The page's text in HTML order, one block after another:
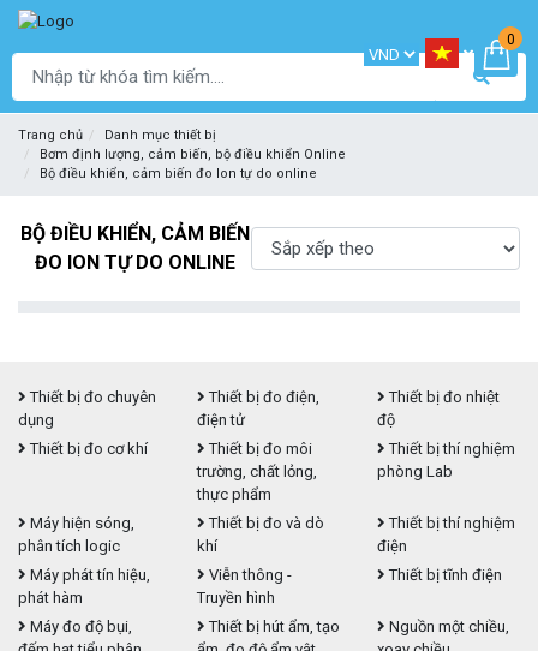
0
Trang chủ
Danh mục thiết bị
Bơm định lượng, cảm biến, bộ điều khiển Online
Bộ điều khiển, cảm biến đo Ion tự do online
BỘ ĐIỀU KHIỂN, CẢM BIẾN
ĐO ION TỰ DO ONLINE
Thiết bị đo chuyên
dụng
Thiết bị đo điện,
điện tử
Thiết bị đo nhiệt
độ
Thiết bị đo cơ khí
Thiết bị đo môi
trường, chất lỏng,
thực phẩm
Thiết bị thí nghiệm
phòng Lab
Máy hiện sóng,
phân tích logic
Thiết bị đo và dò
khí
Thiết bị thí nghiệm
điện
Máy phát tín hiệu,
phát hàm
Viễn thông -
Truyền hình
Thiết bị tĩnh điện
Máy đo độ bụi,
Thiết bị hút ẩm, tạo
Nguồn một chiều,